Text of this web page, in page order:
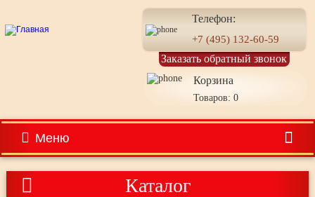
Телефон:
+7 (495) 132-60-59
Заказать обратный звонок
Корзина
Товаров: 0
Меню
Каталог